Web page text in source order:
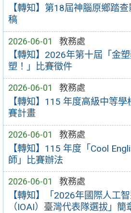
【轉知】第18屆神腦原鄉踏
稿
2026-06-01 教務處
【轉知】2026年第十屆「金
塑！」比賽徵件
2026-06-01 教務處
【轉知】115 年度高級中等
賽計畫
2026-06-01 教務處
【轉知】115 年度「Cool
師」比賽辦法
2026-06-01 教務處
【轉知】「2026年國際人工
（IOAI）臺灣代表隊選拔」簡